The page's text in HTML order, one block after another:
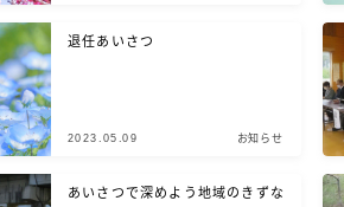
退任あいさつ
2023.05.09 お知らせ
あいさつで深めよう地域のきずな